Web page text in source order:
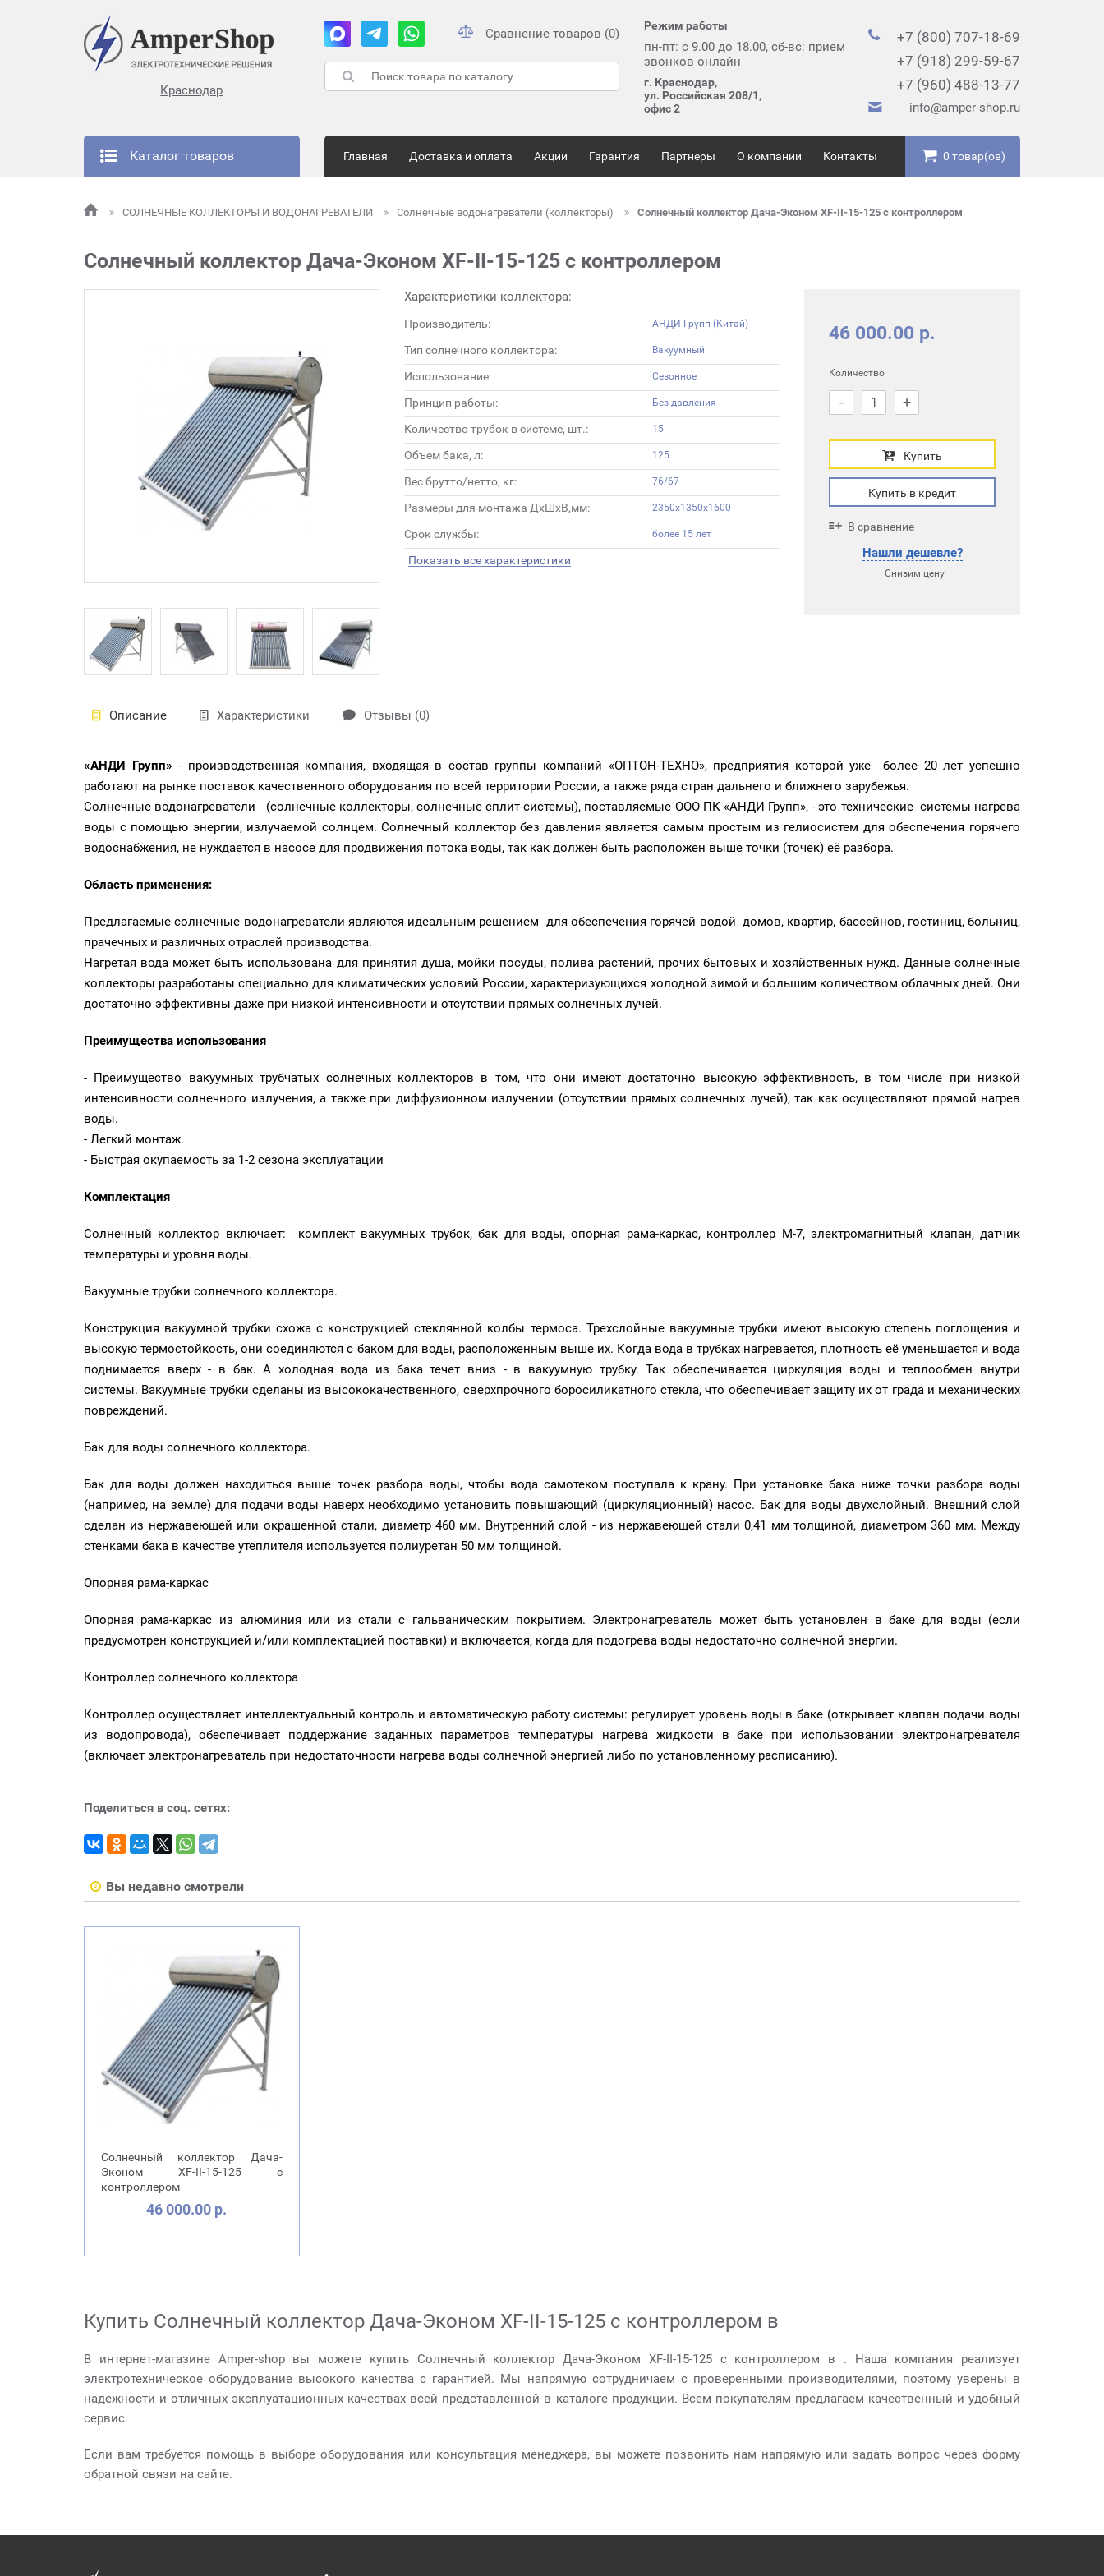
Краснодар
Сравнение товаров (0)
Режим работы
пн-пт: с 9.00 до 18.00, сб-вс: прием
звонков онлайн
г. Краснодар,
ул. Российская 208/1,
офис 2
+7 (800) 707-18-69
+7 (918) 299-59-67
+7 (960) 488-13-77
info@amper-shop.ru
Каталог товаров Главная Доставка и оплата Акции Гарантия Партнеры О компании Контакты 0 товар(ов)
СОЛНЕЧНЫЕ КОЛЛЕКТОРЫ И ВОДОНАГРЕВАТЕЛИ Солнечные водонагреватели (коллекторы) Солнечный коллектор Дача-Эконом XF-II-15-125 с контроллером
Солнечный коллектор Дача-Эконом XF-II-15-125 с контроллером
Характеристики коллектора:
Производитель: АНДИ Групп (Китай)
Тип солнечного коллектора: Вакуумный
Использование: Сезонное
Принцип работы: Без давления
Количество трубок в системе, шт.: 15
Объем бака, л: 125
Вес брутто/нетто, кг: 76/67
Размеры для монтажа ДхШхВ,мм: 2350х1350х1600
Срок службы: более 15 лет
Показать все характеристики
46 000.00 р.
Количество
- +
Купить
Купить в кредит
В сравнение
Нашли дешевле?
Снизим цену
Описание Характеристики Отзывы (0)
«АНДИ Групп»- производственная компания, входящая в состав группы компаний «ОПТОН-ТЕХНО», предприятия которой уже более 20 лет успешно
работают на рынке поставок качественного оборудования по всей территории России, а также ряда стран дальнего и ближнего зарубежья.
Солнечные водонагреватели (солнечные коллекторы, солнечные сплит-системы), поставляемые ООО ПК «АНДИ Групп», - это технические системы нагрева
воды с помощью энергии, излучаемой солнцем. Солнечный коллектор без давления является самым простым из гелиосистем для обеспечения горячего
водоснабжения, не нуждается в насосе для продвижения потока воды, так как должен быть расположен выше точки (точек) её разбора.
Область применения:
Предлагаемые солнечные водонагреватели являются идеальным решением для обеспечения горячей водой домов, квартир, бассейнов, гостиниц, больниц,
прачечных и различных отраслей производства.
Нагретая вода может быть использована для принятия душа, мойки посуды, полива растений, прочих бытовых и хозяйственных нужд. Данные солнечные
коллекторы разработаны специально для климатических условий России, характеризующихся холодной зимой и большим количеством облачных дней. Они
достаточно эффективны даже при низкой интенсивности и отсутствии прямых солнечных лучей.
Преимущества использования
- Преимущество вакуумных трубчатых солнечных коллекторов в том, что они имеют достаточно высокую эффективность, в том числе при низкой
интенсивности солнечного излучения, а также при диффузионном излучении (отсутствии прямых солнечных лучей), так как осуществляют прямой нагрев
воды.
- Легкий монтаж.
- Быстрая окупаемость за 1-2 сезона эксплуатации
Комплектация
Солнечный коллектор включает: комплект вакуумных трубок, бак для воды, опорная рама-каркас, контроллер М-7, электромагнитный клапан, датчик
температуры и уровня воды.
Вакуумные трубки солнечного коллектора.
Конструкция вакуумной трубки схожа с конструкцией стеклянной колбы термоса. Трехслойные вакуумные трубки имеют высокую степень поглощения и
высокую термостойкость, они соединяются с баком для воды, расположенным выше их. Когда вода в трубках нагревается, плотность её уменьшается и вода
поднимается вверх - в бак. А холодная вода из бака течет вниз - в вакуумную трубку. Так обеспечивается циркуляция воды и теплообмен внутри
системы. Вакуумные трубки сделаны из высококачественного, сверхпрочного боросиликатного стекла, что обеспечивает защиту их от града и механических
повреждений.
Бак для воды солнечного коллектора.
Бак для воды должен находиться выше точек разбора воды, чтобы вода самотеком поступала к крану. При установке бака ниже точки разбора воды
(например, на земле) для подачи воды наверх необходимо установить повышающий (циркуляционный) насос. Бак для воды двухслойный. Внешний слой
сделан из нержавеющей или окрашенной стали, диаметр 460 мм. Внутренний слой - из нержавеющей стали 0,41 мм толщиной, диаметром 360 мм. Между
стенками бака в качестве утеплителя используется полиуретан 50 мм толщиной.
Опорная рама-каркас
Опорная рама-каркас из алюминия или из стали с гальваническим покрытием. Электронагреватель может быть установлен в баке для воды (если
предусмотрен конструкцией и/или комплектацией поставки) и включается, когда для подогрева воды недостаточно солнечной энергии.
Контроллер солнечного коллектора
Контроллер осуществляет интеллектуальный контроль и автоматическую работу системы: регулирует уровень воды в баке (открывает клапан подачи воды
из водопровода), обеспечивает поддержание заданных параметров температуры нагрева жидкости в баке при использовании электронагревателя
(включает электронагреватель при недостаточности нагрева воды солнечной энергией либо по установленному расписанию).
Поделиться в соц. сетях:
Вы недавно смотрели
Солнечный коллектор Дача-
Эконом XF-II-15-125 с
контроллером
46 000.00 р.
Купить Солнечный коллектор Дача-Эконом XF-II-15-125 с контроллером в
В интернет-магазине Amper-shop вы можете купить Солнечный коллектор Дача-Эконом XF-II-15-125 с контроллером в . Наша компания реализует
электротехническое оборудование высокого качества с гарантией. Мы напрямую сотрудничаем с проверенными производителями, поэтому уверены в
надежности и отличных эксплуатационных качествах всей представленной в каталоге продукции. Всем покупателям предлагаем качественный и удобный
сервис.
Если вам требуется помощь в выборе оборудования или консультация менеджера, вы можете позвонить нам напрямую или задать вопрос через форму
обратной связи на сайте.